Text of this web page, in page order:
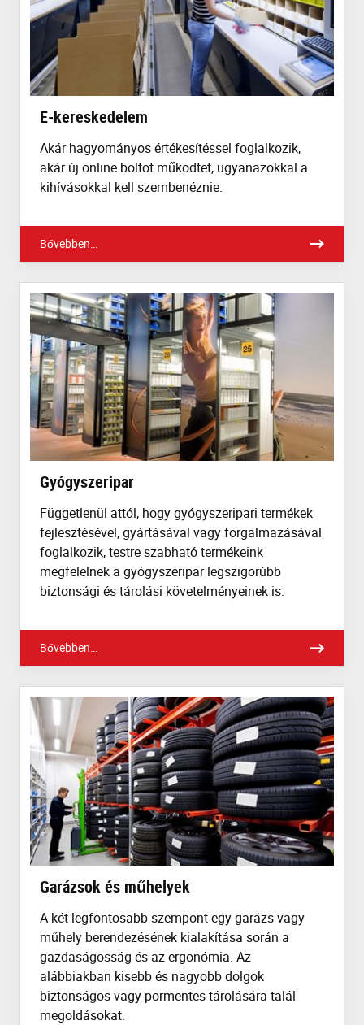
E-kereskedelem
Akár hagyományos értékesítéssel foglalkozik,
akár új online boltot működtet, ugyanazokkal a
kihívásokkal kell szembenéznie.
Bővebben…
Gyógyszeripar
Függetlenül attól, hogy gyógyszeripari termékek
fejlesztésével, gyártásával vagy forgalmazásával
foglalkozik, testre szabható termékeink
megfelelnek a gyógyszeripar legszigorúbb
biztonsági és tárolási követelményeinek is.
Bővebben…
Garázsok és műhelyek
A két legfontosabb szempont egy garázs vagy
műhely berendezésének kialakítása során a
gazdaságosság és az ergonómia. Az
alábbiakban kisebb és nagyobb dolgok
biztonságos vagy pormentes tárolására talál
megoldásokat.